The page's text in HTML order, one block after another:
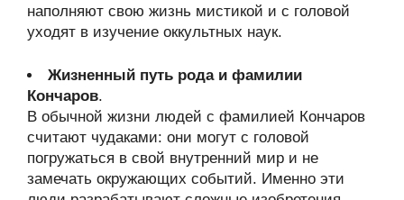
наполняют свою жизнь мистикой и с головой
уходят в изучение оккультных наук.
Жизненный путь рода и фамилии
Кончаров.
В обычной жизни людей с фамилией Кончаров
считают чудаками: они могут с головой
погружаться в свой внутренний мир и не
замечать окружающих событий. Именно эти